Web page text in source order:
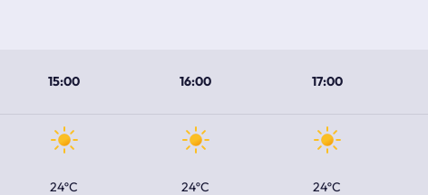
15:00 16:00 17:00
24ºC 24ºC 24ºC